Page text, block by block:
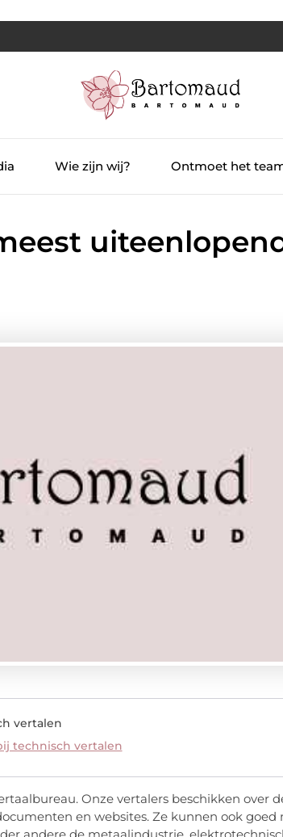
vertalen
technisch vertalen
Onze vertalers beschikken over
en websites. Ze kunnen ook goed